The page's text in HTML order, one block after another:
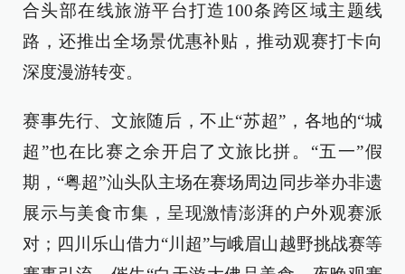
合头部在线旅游平台打造100条跨区域主题线
路，还推出全场景优惠补贴，推动观赛打卡向
深度漫游转变。
赛事先行、文旅随后，不止“苏超”，各地的“城
超”也在比赛之余开启了文旅比拼。“五一”假
期，“粤超”汕头队主场在赛场周边同步举办非遗
展示与美食市集，呈现激情澎湃的户外观赛派
对；四川乐山借力“川超”与峨眉山越野挑战赛等